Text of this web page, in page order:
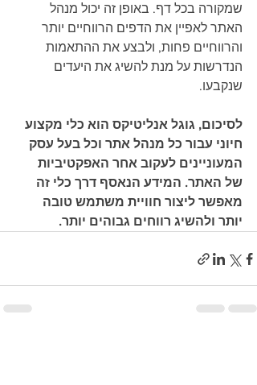
שמקורה בכל דף. באופן זה יכול מנהל
האתר לאפיין את הדפים הרווחיים יותר
והרווחיים פחות, ולבצע את ההתאמות
הנדרשות על מנת להשיג את היעדים
שנקבעו.
לסיכום, גוגל אנליטיקס הוא כלי מקצוע
חיוני עבור כל מנהל אתר וכל בעל עסק
המעוניינים לעקוב אחר האפקטיביות
של האתר. המידע הנאסף דרך כלי זה
מאפשר ליצור חוויית משתמש טובה
יותר ולהשיג רווחים גבוהים יותר.